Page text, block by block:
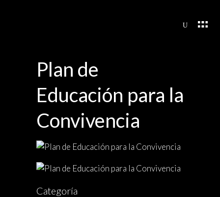
Plan de
Educación para la
Convivencia
Categoría